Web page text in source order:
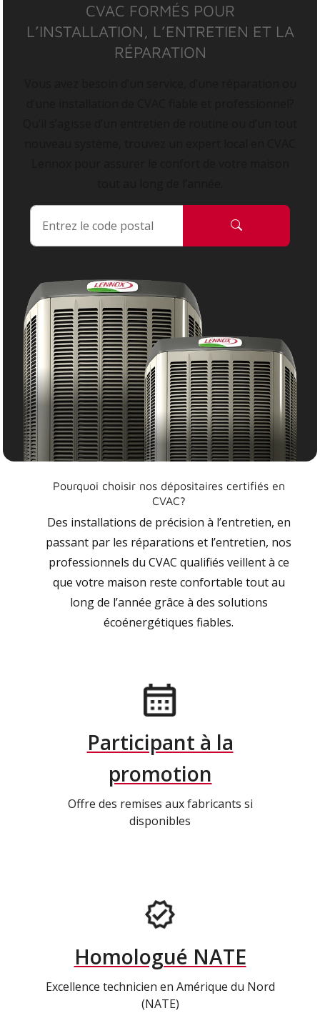
CVAC FORMÉS POUR
L’INSTALLATION, L’ENTRETIEN ET LA
RÉPARATION
Pourquoi choisir nos dépositaires certifiés en
CVAC?
Des installations de précision à l’entretien, en
passant par les réparations et l’entretien, nos
professionnels du CVAC qualifiés veillent à ce
que votre maison reste confortable tout au
long de l’année grâce à des solutions
écoénergétiques fiables.
Participant à la
promotion
Offre des remises aux fabricants si
disponibles
Homologué NATE
Excellence technicien en Amérique du Nord
(NATE)